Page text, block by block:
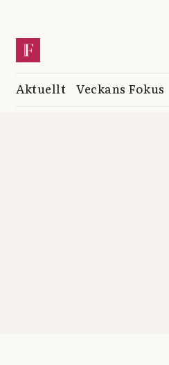
Aktuellt Veckans Fokus